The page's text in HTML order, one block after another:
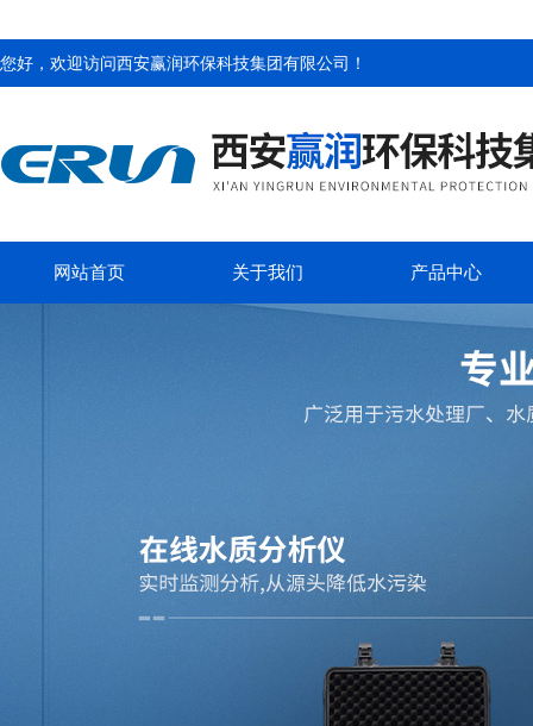
您好，欢迎访问西安赢润环保科技集团有限公司 ！
网站首页 关于我们 产品中心